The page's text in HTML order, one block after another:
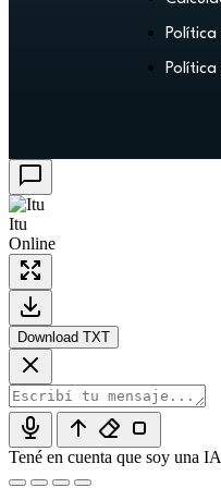
Itu
Online
Download TXT
Tené en cuenta que soy una